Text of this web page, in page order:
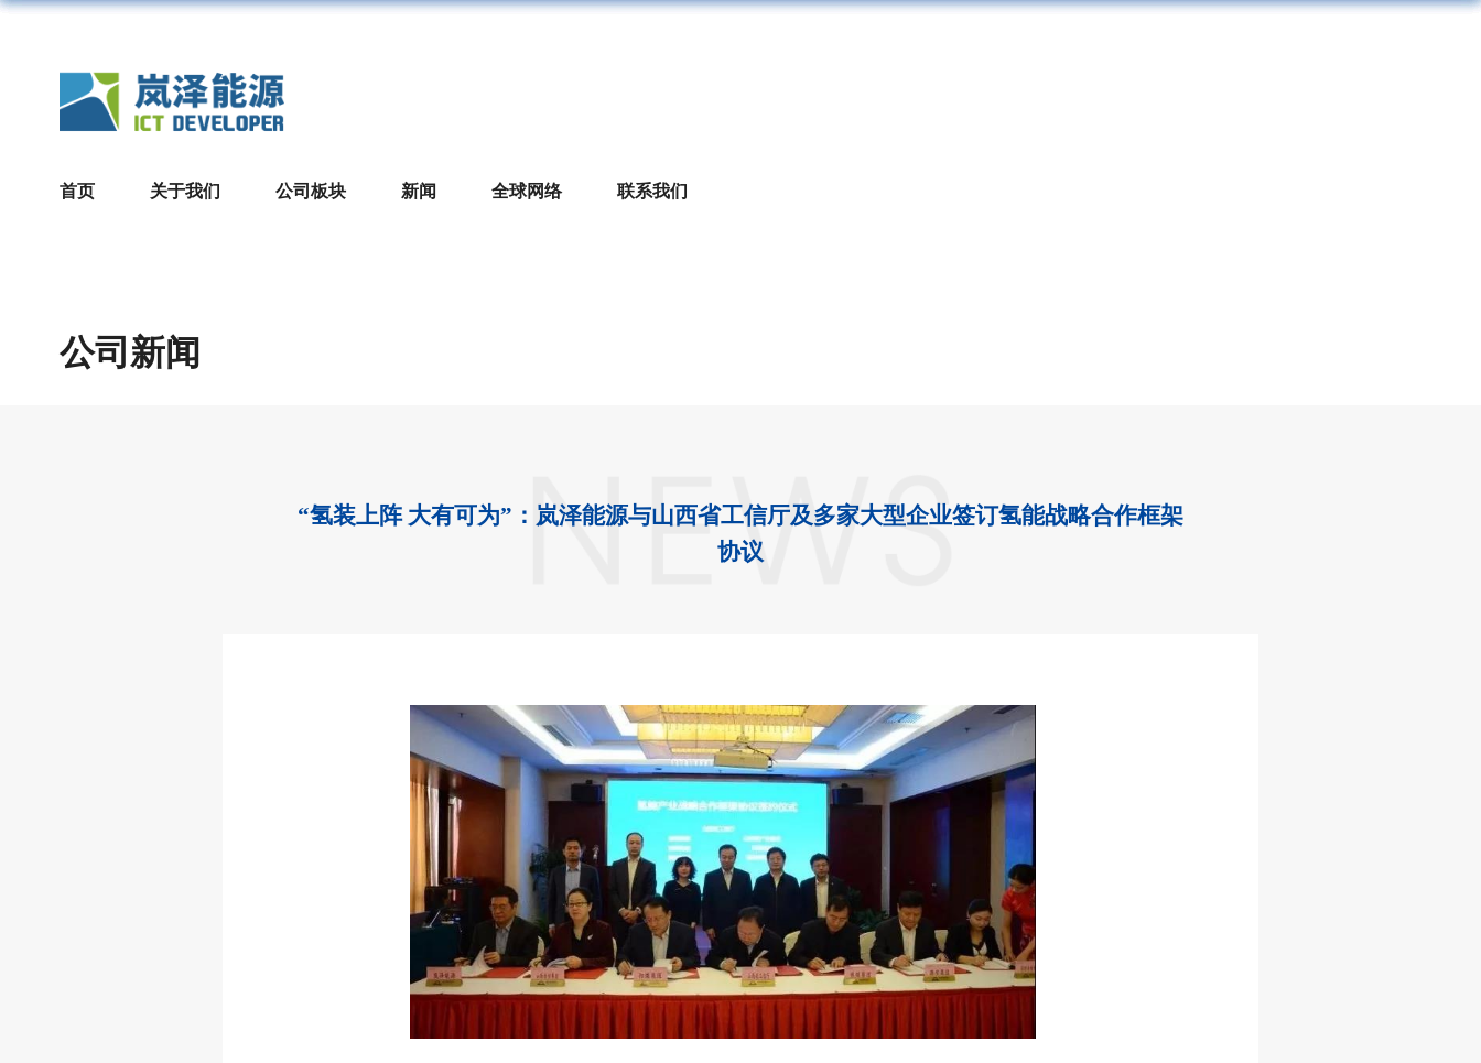
首页 关于我们 公司板块 新闻 全球网络 联系我们
公司新闻
“氢装上阵 大有可为”：岚泽能源与山西省工信厅及多家大型企业签订氢能战略合作框架
协议